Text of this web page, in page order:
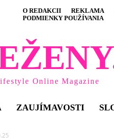
O REDAKCII REKLAMA
PODMIENKY POUŽÍVANIA
Online Magazine
ZAUJÍMAVOSTI